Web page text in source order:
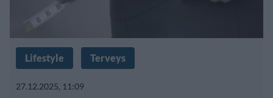
Lifestyle Terveys
27.12.2025, 11:09